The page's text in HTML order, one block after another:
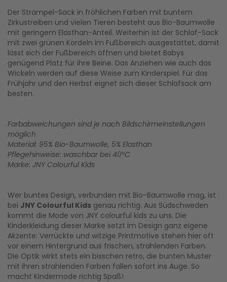
Der Strampel-Sack in fröhlichen Farben mit buntem
Zirkustreiben und vielen Tieren besteht aus Bio-Baumwolle
mit geringem Elasthan-Anteil. Weiterhin ist der Schlaf-Sack
mit zwei grünen Kordeln im Fußbereich ausgestattet, damit
lässt sich der Fußbereich öffnen und bietet Babys
genügend Platz für ihre Beine. Das Anziehen wie auch das
Wickeln werden auf diese Weise zum Kinderspiel. Für das
Frühjahr und den Herbst eignet sich dieser Schlafsack am
besten.
Farbabweichungen sind je nach Bildschirmeinstellungen
möglich
Material: 95% Bio-Baumwolle, 5% Elasthan
Pflegehinweise: waschbar bei 40°C
Marke: JNY Colourful Kids
Wer buntes Design, verbunden mit Bio-Baumwolle mag, ist
bei JNY Colourful Kids genau richtig. Aus Südschweden
kommt die Mode von JNY colourful kids zu uns. Die
Kinderkleidung dieser Marke setzt im Design ganz eigene
Akzente: Verrückte und witzige Printmotive stehen hier oft
vor einem Hintergrund aus frischen, strahlenden Farben.
Die Optik wirkt stets ein bisschen retro, die bunten Muster
mit ihren strahlenden Farben fallen sofort ins Auge. So
macht Kindermode richtig Spaß!